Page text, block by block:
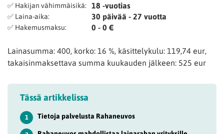
✅ Hakijan vähimmäisikä: 18 -vuotias
✅ Laina-aika: 30 päivää - 27 vuotta
✅ Hakemusmaksu: 0 - 0 €
Lainasumma: 400, korko: 16 %, käsittelykulu: 119,74 eur,
takaisinmaksettava summa kuukauden jälkeen: 525 eur
Tässä artikkelissa
1 Tietoja palvelusta Rahaneuvos